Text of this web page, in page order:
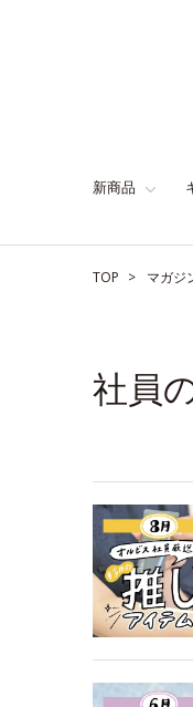
新商品
TOP マガジ
社員